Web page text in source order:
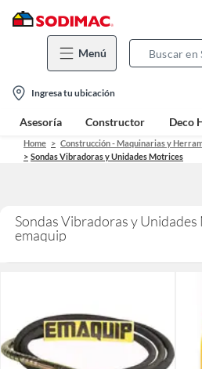
Menú
location-
icon
Ingresa tu ubicación
Asesoría Constructor Deco
Home
Construcción - Maquinarias y
Sondas Vibradoras y Unidades Motrices
Sondas Vibradoras y Unidades Motrices -
emaquip